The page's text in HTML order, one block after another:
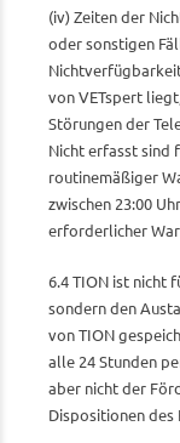
(iv) Zeiten der
oder sonstigen
von VETspert
Störungen der
Nicht erfasst sind
routinemäßiger
zwischen 23:00
erforderlicher
6.4 TION ist nicht
sondern den
von TION
alle 24 Stunden
aber nicht der
Dispositionen des